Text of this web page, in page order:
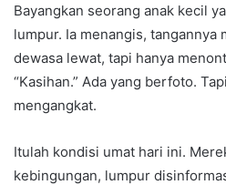
Bayangkan seorang anak kecil
lumpur. Ia menangis, tangannya
dewasa lewat, tapi hanya
“Kasihan.” Ada yang berfoto.
mengangkat.
Itulah kondisi umat hari ini.
kebingungan, lumpur